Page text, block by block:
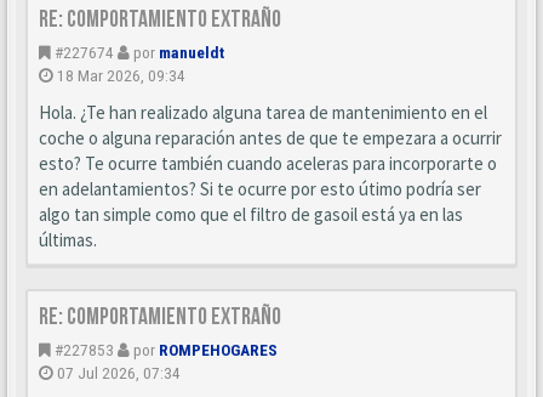
Re: Comportamiento extraño
#227674 por manueldt
18 Mar 2026, 09:34
Hola. ¿Te han realizado alguna tarea de mantenimiento en el
coche o alguna reparación antes de que te empezara a ocurrir
esto? Te ocurre también cuando aceleras para incorporarte o
en adelantamientos? Si te ocurre por esto útimo podría ser
algo tan simple como que el filtro de gasoil está ya en las
últimas.
Re: Comportamiento extraño
#227853 por ROMPEHOGARES
07 Jul 2026, 07:34